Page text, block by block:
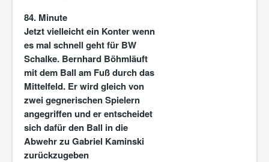
84. Minute
Jetzt vielleicht ein Konter wenn
es mal schnell geht für BW
Schalke. Bernhard Böhmläuft
mit dem Ball am Fuß durch das
Mittelfeld. Er wird gleich von
zwei gegnerischen Spielern
angegriffen und er entscheidet
sich dafür den Ball in die
Abwehr zu Gabriel Kaminski
zurückzugeben